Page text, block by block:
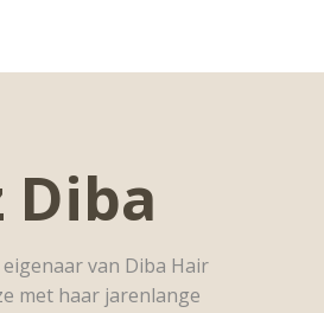
Diba
van Diba Hair
met haar jarenlange